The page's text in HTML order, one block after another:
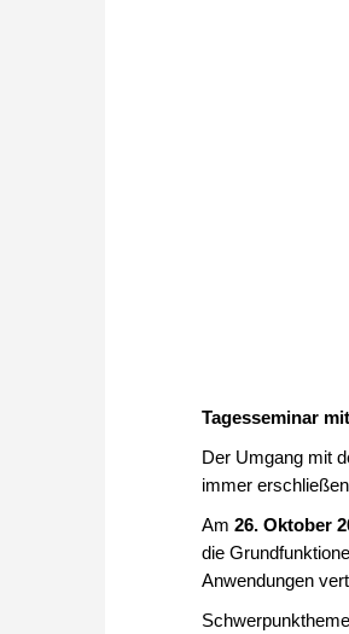
Tagesseminar
Der Umgang mit
immer
Am 26. Oktober
die
Anwendungen